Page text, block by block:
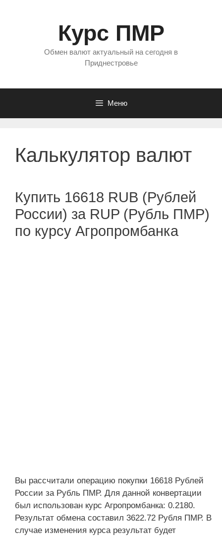
Курс ПМР
Обмен валют актуальный на сегодня в
Приднестровье
Меню
Калькулятор валют
Купить 16618 RUB (Рублей
России) за RUP (Рубль ПМР)
по курсу Агропромбанка
Вы рассчитали операцию покупки 16618 Рублей
России за Рубль ПМР. Для данной конвертации
был использован курс Агропромбанка: 0.2180.
Результат обмена составил 3622.72 Рубля ПМР. В
случае изменения курса результат будет